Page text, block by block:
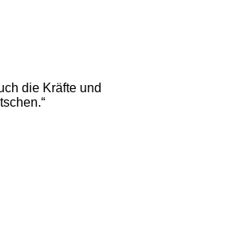
die Kräfte und